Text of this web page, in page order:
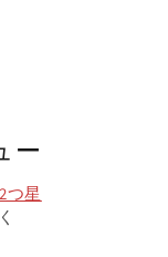
ー
つ星